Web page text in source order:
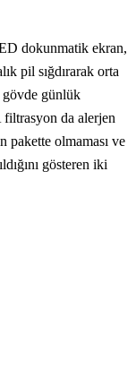
dokunmatik ekran,
pil sığdırarak orta
gövde günlük
da alerjen
pakette olmaması ve
gösteren iki